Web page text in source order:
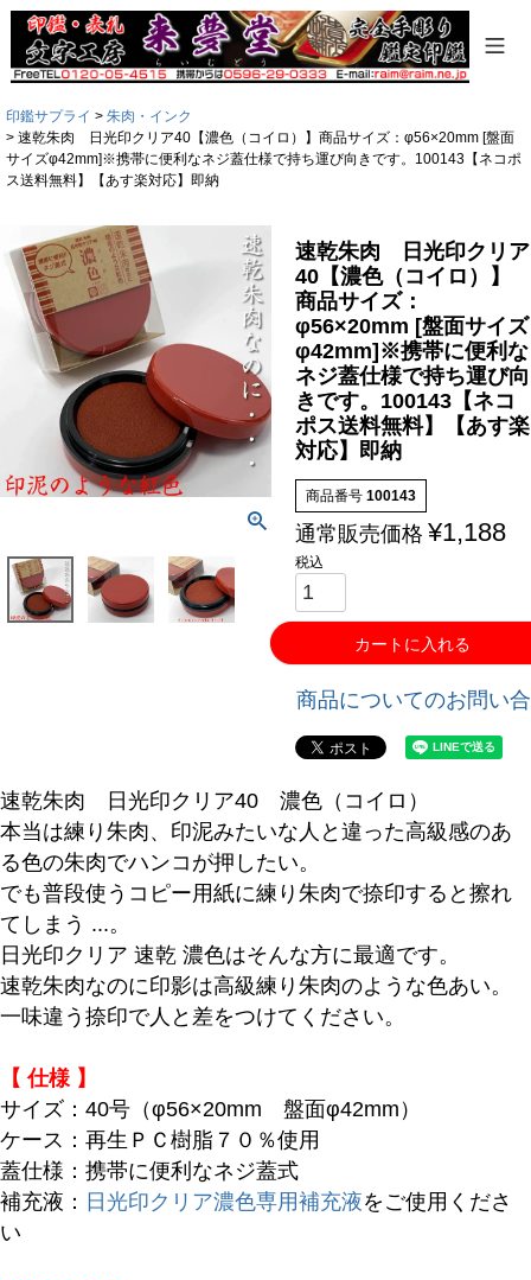
印鑑サプライ
朱肉・インク
速乾朱肉 日光印クリア40【濃色（コイロ）】商品サイズ：φ56×20mm [盤面
サイズφ42mm]※携帯に便利なネジ蓋仕様で持ち運び向きです。100143【ネコポ
ス送料無料】【あす楽対応】即納
速乾朱肉 日光印クリア
40【濃色（コイロ）】
商品サイズ：
φ56×20mm [盤面サイズ
φ42mm]※携帯に便利な
ネジ蓋仕様で持ち運び向
きです。100143【ネコ
ポス送料無料】【あす楽
対応】即納
商品番号 100143
通常販売価格 ¥1,188
税込
カートに入れる
商品についてのお問い
速乾朱肉 日光印クリア40 濃色（コイロ）
本当は練り朱肉、印泥みたいな人と違った高級感のあ
る色の朱肉でハンコが押したい。
でも普段使うコピー用紙に練り朱肉で捺印すると擦れ
てしまう ...。
日光印クリア 速乾 濃色はそんな方に最適です。
速乾朱肉なのに印影は高級練り朱肉のような色あい。
一味違う捺印で人と差をつけてください。
【 仕様 】
サイズ：40号（φ56×20mm 盤面φ42mm）
ケース：再生ＰＣ樹脂７０％使用
蓋仕様：携帯に便利なネジ蓋式
補充液： 日光印クリア濃色専用補充液をご使用くださ
い